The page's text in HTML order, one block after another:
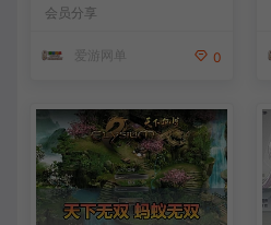
活动148版本官服GM可无限
频安装教学
会员分享
爱游网单 0